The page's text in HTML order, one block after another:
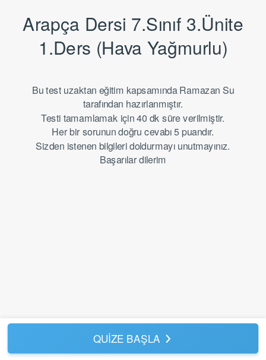
Arapça Dersi 7.Sınıf 3.Ünite
1.Ders (Hava Yağmurlu)
Bu test uzaktan eğitim kapsamında Ramazan Su
tarafından hazırlanmıştır.
Testi tamamlamak için 40 dk süre verilmiştir.
Her bir sorunun doğru cevabı 5 puandır.
Sizden istenen bilgileri doldurmayı unutmayınız.
Başarılar dilerim
QUİZE BAŞLA